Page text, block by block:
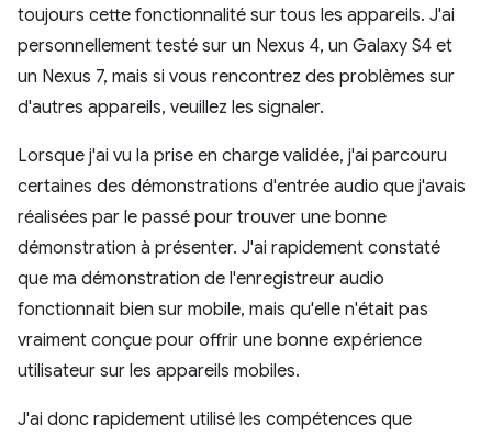
toujours cette fonctionnalité sur tous les appareils. J'ai
personnellement testé sur un Nexus 4, un Galaxy S4 et
un Nexus 7, mais si vous rencontrez des problèmes sur
d'autres appareils, veuillez les signaler.
Lorsque j'ai vu la prise en charge validée, j'ai parcouru
certaines des démonstrations d'entrée audio que j'avais
réalisées par le passé pour trouver une bonne
démonstration à présenter. J'ai rapidement constaté
que ma démonstration de l'enregistreur audio
fonctionnait bien sur mobile, mais qu'elle n'était pas
vraiment conçue pour offrir une bonne expérience
utilisateur sur les appareils mobiles.
J'ai donc rapidement utilisé les compétences que